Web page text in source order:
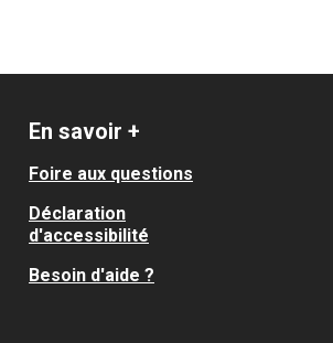
En savoir +
Foire aux questions
Déclaration
d'accessibilité
Besoin d'aide ?